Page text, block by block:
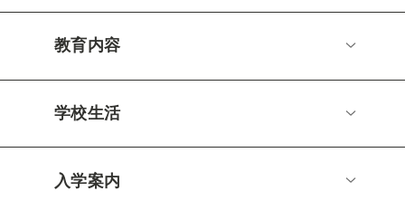
教育内容
学校生活
入学案内